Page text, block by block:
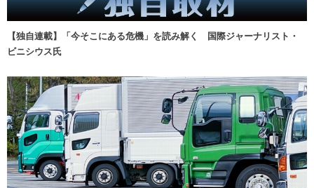
【独自連載】「今そこにある危機」を読み解く 国際ジャーナリスト・
ビニシウス氏